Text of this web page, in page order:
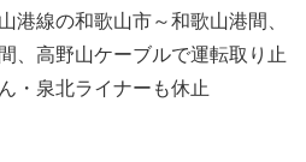
線の和歌山市～和歌山港間、
、高野山ケーブルで運転取り止
・泉北ライナーも休止